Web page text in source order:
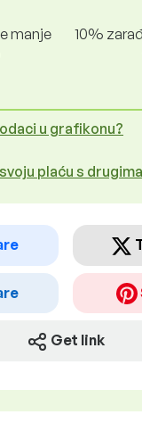
manje
10%
u grafikonu?
plaću s
Get link